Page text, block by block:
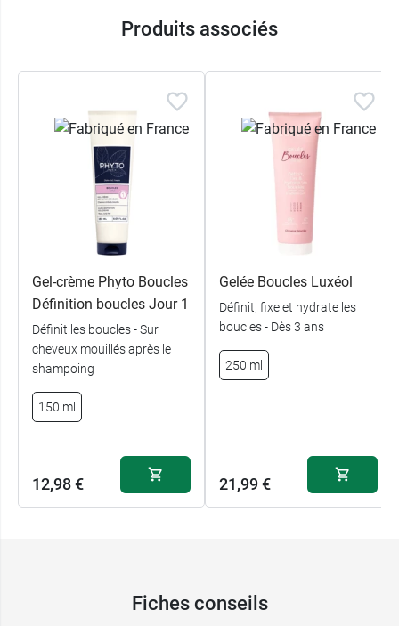
Retrouvez sur notre pharmacie en ligne les
différents soins de la gamme, du shampooing au
produit coiffant, tel que la
gelée capillaire au
panthénol Boost Curl
Produits associés
Gel-crème Phyto Boucles
Définition boucles Jour 1
Définit les boucles - Sur
cheveux mouillés après le
shampoing
150 ml
12,98 €
Gelée Boucles Luxéol
Définit, fixe et hydrate les
boucles - Dès 3 ans
250 ml
21,99 €
Fiches conseils